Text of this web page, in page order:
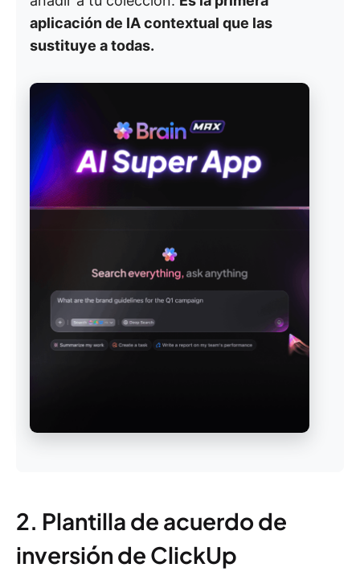
aplicación de IA contextual que las
sustituye a todas.
2. Plantilla de acuerdo de
inversión de ClickUp